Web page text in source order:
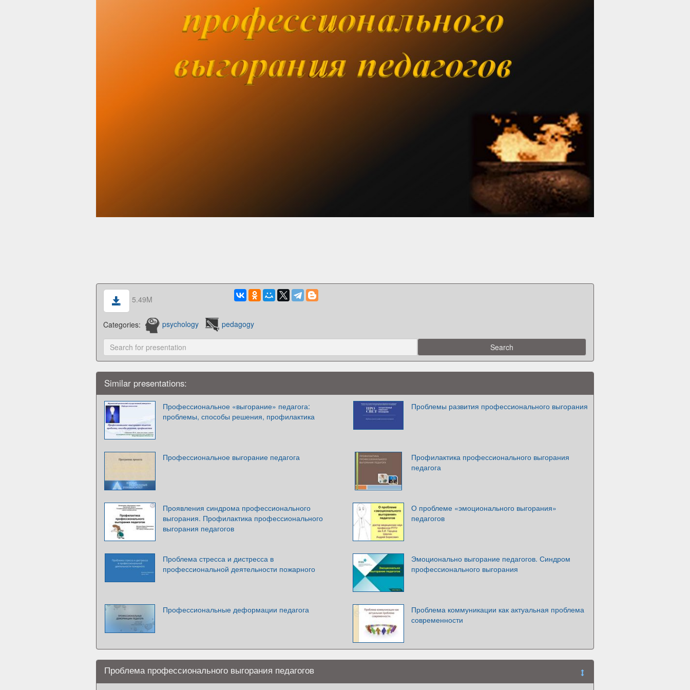
5.49M
Categories: psychology pedagogy
Similar presentations:
Профессиональное «выгорание» педагога:
проблемы, способы решения, профилактика
Проблемы развития профессионального выгорания
Профессиональное выгорание педагога
Профилактика профессионального выгорания
педагога
Проявления синдрома профессионального
выгорания. Профилактика профессионального
выгорания педагогов
О проблеме «эмоционального выгорания»
педагогов
Проблема стресса и дистресса в
профессиональной деятельности пожарного
Эмоционально выгорание педагогов. Синдром
профессионального выгорания
Профессиональные деформации педагога
Проблема коммуникации как актуальная проблема
современности
Проблема профессионального выгорания педагогов